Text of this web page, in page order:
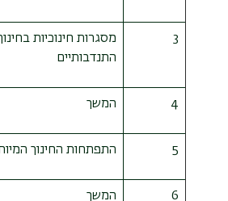
3
מסגרות חינוכיות
התנדבותיים
4 המשך
5 התפתחות החינוך
6 המשך